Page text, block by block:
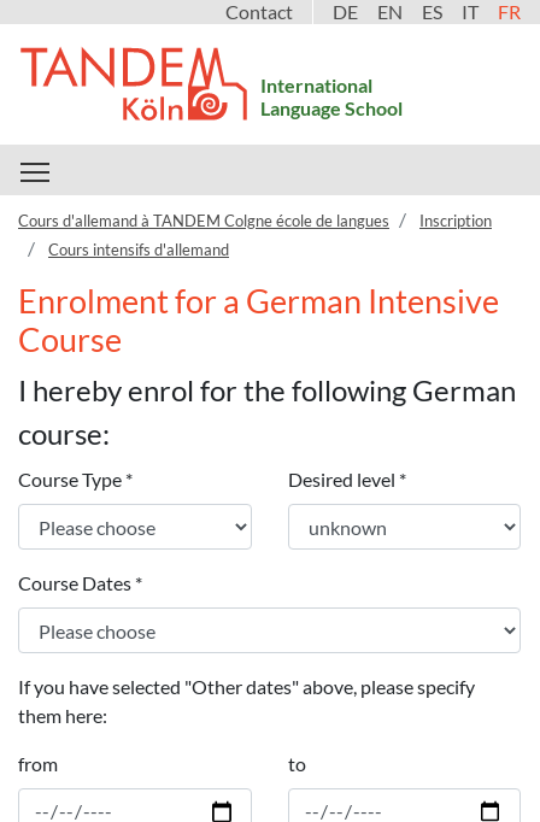
Contact DE EN ES IT FR
International
Language School
Cours d'allemand à TANDEM Colgne école de langues
Inscription
Cours intensifs d'allemand
Enrolment for a German Intensive
Course
I hereby enrol for the following German
course:
Course Type * Desired level *
Course Dates *
If you have selected "Other dates" above, please specify
them here:
from to